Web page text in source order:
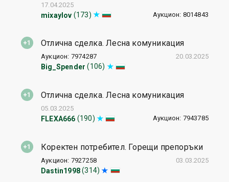
mixaylov (173) Аукцион: 8014843
17.04.2025
Отлична сделка. Лесна комуникация
Big_Spender (106)
Аукцион: 7974287 20.03.2025
Отлична сделка. Лесна комуникация
FLEXA666 (190) Аукцион: 7943785
05.03.2025
Коректен потребител. Горещи препоръки
Dastin1998 (314)
Аукцион: 7927258 03.03.2025